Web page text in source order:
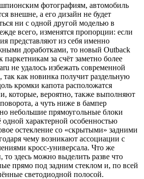
фотографиям, автомобиль
внешне, а его дизайн не будет
ни с одной другой моделью в
всего, изменятся пропорции: если
представляют из себя именно
доработками, то новый Outback
паркетникам за счёт заметно более
не удалось избежать современной
как новинка получит раздельную
кромки капота расположатся
которые, вероятно, также выполняют
а чуть ниже в бампер
небольшие прямоугольные блоки
характерной особенностью
остекление со «скрытыми» задними
чему возникают ассоциации с
кросс-универсала. Что же
то здесь можно выделить разве что
прямо под задним стеклом и, по всей
светодиодной полосой.